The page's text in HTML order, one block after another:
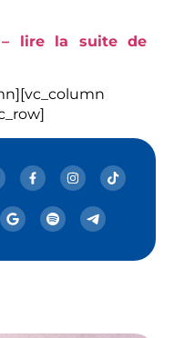
– lire la suite de